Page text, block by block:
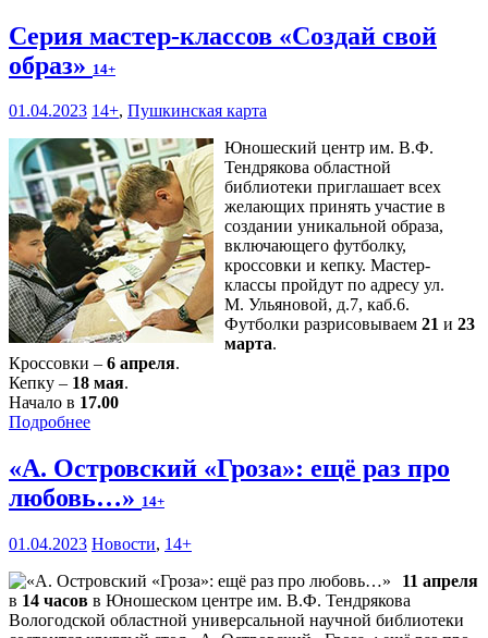
Серия мастер-классов «Создай свой
образ» 14+
01.04.2023 14+, Пушкинская карта
Юношеский центр им. В.Ф.
Тендрякова областной
библиотеки приглашает всех
желающих принять участие в
создании уникальной образа,
включающего футболку,
кроссовки и кепку. Мастер-
классы пройдут по адресу ул.
М. Ульяновой, д.7, каб.6.
Футболки разрисовываем 21 и 23
марта.
Кроссовки – 6 апреля.
Кепку – 18 мая.
Начало в 17.00
Подробнее
«А. Островский «Гроза»: ещё раз про
любовь…» 14+
01.04.2023 Новости, 14+
11 апреля
в 14 часов в Юношеском центре им. В.Ф. Тендрякова
Вологодской областной универсальной научной библиотеки